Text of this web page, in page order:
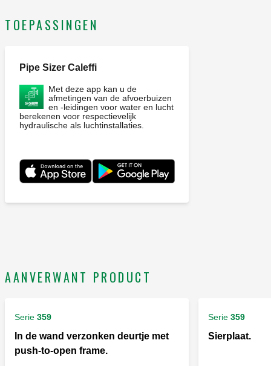
TOEPASSINGEN
Pipe Sizer Caleffi
Met deze app kan u de
afmetingen van de afvoerbuizen
en -leidingen voor water en lucht
berekenen voor respectievelijk
hydraulische als luchtinstallaties.
AANVERWANT PRODUCT
Serie 359
In de wand verzonken deurtje met
push-to-open frame.
Serie 359
Sierplaat.